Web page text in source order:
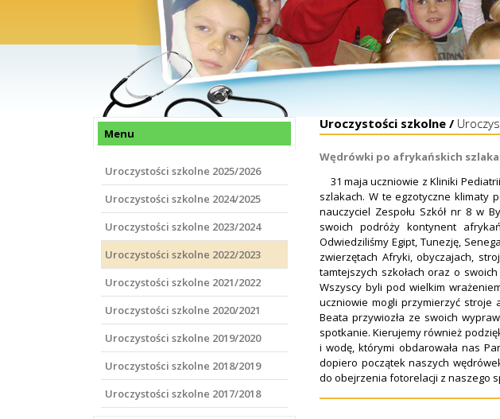
Menu
Uroczystości szkolne 2025/2026
Uroczystości szkolne 2024/2025
Uroczystości szkolne 2023/2024
Uroczystości szkolne 2022/2023
Uroczystości szkolne 2021/2022
Uroczystości szkolne 2020/2021
Uroczystości szkolne 2019/2020
Uroczystości szkolne 2018/2019
Uroczystości szkolne 2017/2018
Uroczystości szkolne /
Wędrówki po afrykańskich
31 maja uczniowie z Kliniki
szlakach. W te egzotyczne klimaty
nauczyciel Zespołu Szkół nr 8 w
swoich podróży kontynent
Odwiedziliśmy Egipt, Tunezję,
zwierzętach Afryki, obyczajach,
tamtejszych szkołach oraz o
Wszyscy byli pod wielkim
uczniowie mogli przymierzyć
Beata przywiozła ze swoich
spotkanie. Kierujemy również
i wodę, którymi obdarowała nas
dopiero początek naszych
do obejrzenia fotorelacji z naszego